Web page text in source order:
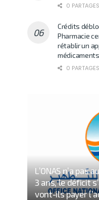
0 PARTAGES
Crédits
Pharmacie
rétablir un
médicaments
0 PARTAGES
L’ONAS n’a
3 ans, le déficit
vont-ils payer